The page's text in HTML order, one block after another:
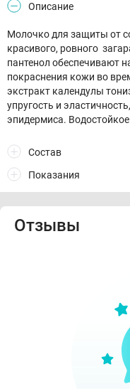
Описание
Молочко для защиты от
красивого, ровного
пантенол обеспечивают
покраснения кожи во
экстракт календулы
упругость и
эпидермиса. Водостойкое
Состав
Показания
Отзывы